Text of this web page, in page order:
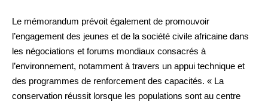
Le mémorandum prévoit également de promouvoir
l’engagement des jeunes et de la société civile africaine dans
les négociations et forums mondiaux consacrés à
l’environnement, notamment à travers un appui technique et
des programmes de renforcement des capacités. « La
conservation réussit lorsque les populations sont au centre